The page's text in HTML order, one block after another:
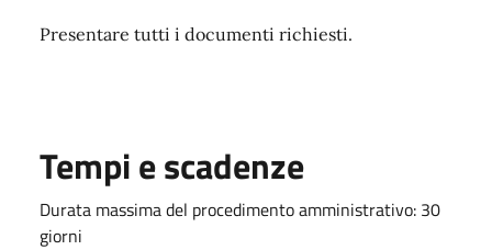
Presentare tutti i documenti richiesti.
Tempi e scadenze
Durata massima del procedimento amministrativo: 30
giorni